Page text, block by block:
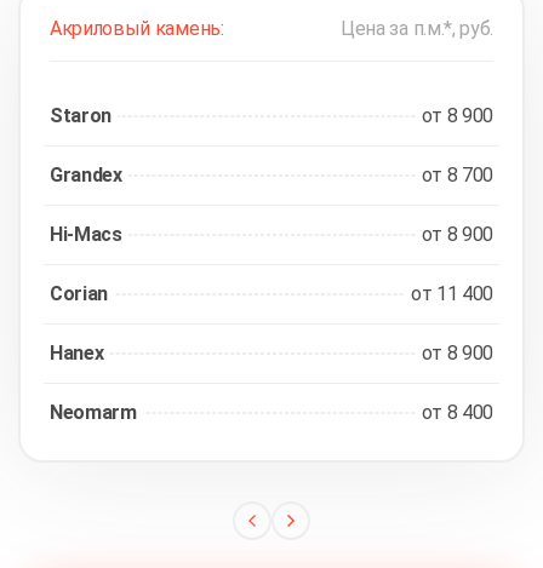
Акриловый камень: Цена за п.м.*, руб.
Staron от 8 900
Grandex от 8 700
Hi-Macs от 8 900
Corian от 11 400
Hanex от 8 900
Neomarm от 8 400